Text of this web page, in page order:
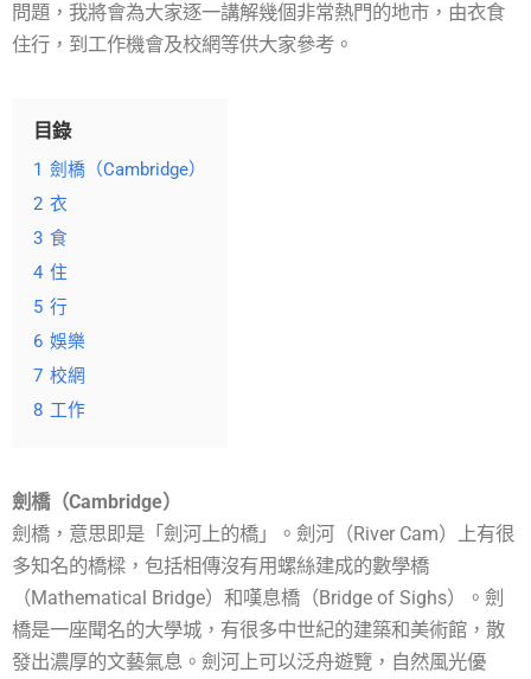
問題，我將會為大家逐一講解幾個非常熱門的地市，由衣食
住行，到工作機會及校網等供大家參考。
目錄
1 劍橋（Cambridge）
2 衣
3 食
4 住
5 行
6 娛樂
7 校網
8 工作
劍橋（Cambridge）
劍橋，意思即是「劍河上的橋」。劍河（River Cam）上有很
多知名的橋樑，包括相傳沒有用螺絲建成的數學橋
（Mathematical Bridge）和嘆息橋（Bridge of Sighs）。劍
橋是一座聞名的大學城，有很多中世紀的建築和美術館，散
發出濃厚的文藝氣息。劍河上可以泛舟遊覽，自然風光優